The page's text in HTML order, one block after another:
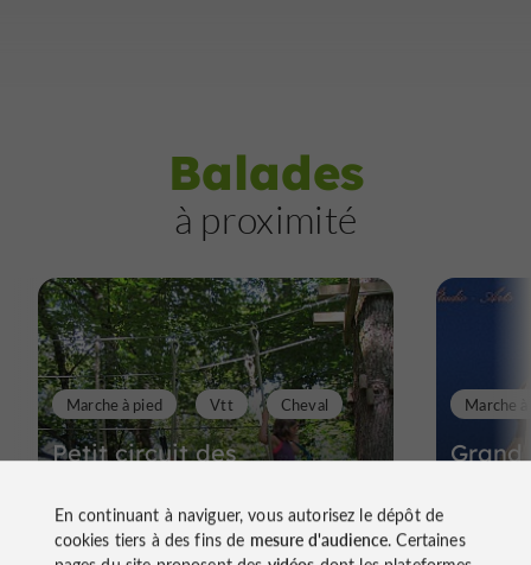
Balades
à proximité
Petit circuit des
Marche à pied Vtt Cheval Marche
En continuant à naviguer, vous autorisez le dépôt de
cookies tiers à des fins de mesure d'audience. Certaines